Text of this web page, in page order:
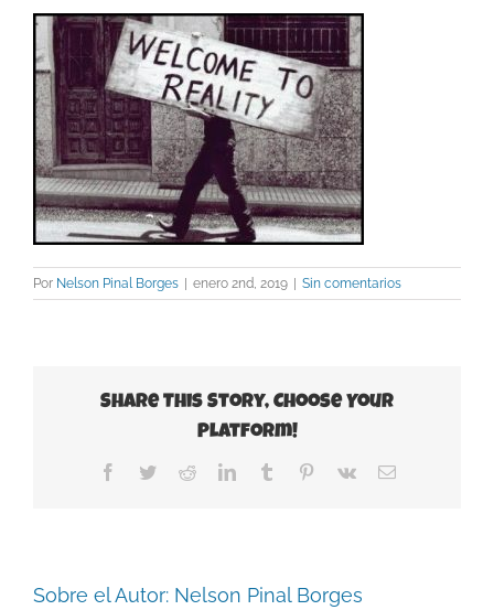
Por Nelson Pinal Borges | enero 2nd, 2019 | Sin comentarios
Share This Story, Choose Your
Platform!
Facebook
TwitterRedditLinkedInTumblr Pinterest
Vk
Correo
Sobre el Autor: Nelson Pinal Borges